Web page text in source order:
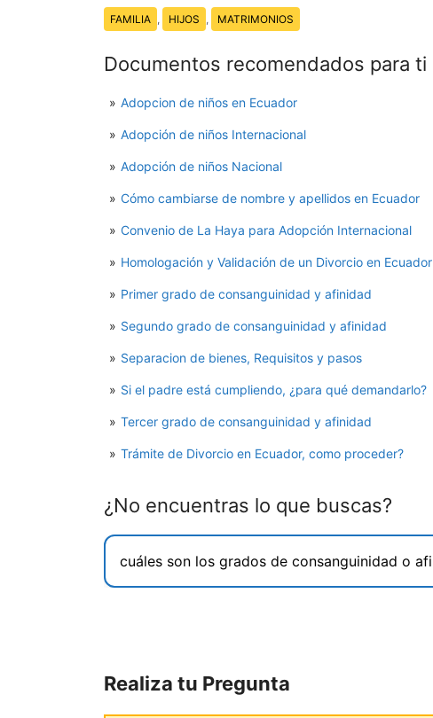
Temas:
FAMILIA HIJOS MATRIMONIOS
Documentos recomendados para ti
Adopcion de niños en Ecuador
Adopción de niños Internacional
Adopción de niños Nacional
Cómo cambiarse de nombre y apellidos en Ecuador
Convenio de La Haya para Adopción Internacional
Homologación y Validación de un Divorcio en Ecuador
Primer grado de consanguinidad y afinidad
Segundo grado de consanguinidad y afinidad
Separacion de bienes, Requisitos y pasos
Si el padre está cumpliendo, ¿para qué demandarlo?
Tercer grado de consanguinidad y afinidad
Trámite de Divorcio en Ecuador, como proceder?
¿No encuentras lo que buscas?
Realiza tu Pregunta